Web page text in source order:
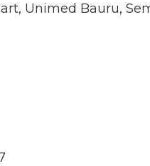
Unimed Bauru,